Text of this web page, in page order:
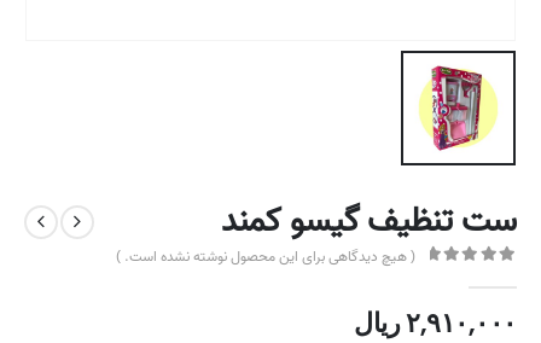
ست تنظیف گیسو کمند
( هیچ دیدگاهی برای این محصول نوشته نشده است. )
۲,۹۱۰,۰۰۰ریال